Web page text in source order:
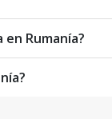
Rumanía?